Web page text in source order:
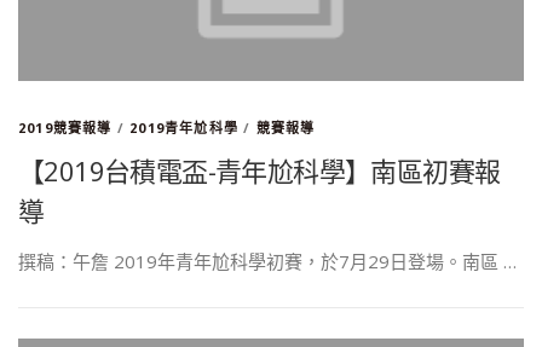
2019競賽報導 / 2019青年尬科學 / 競賽報導
【2019台積電盃-青年尬科學】南區初賽報
導
撰稿：午詹 2019年青年尬科學初賽，於7月29日登場。南區 …